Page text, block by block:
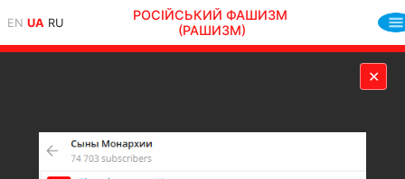
EN UA RU
РОСІЙСЬКИЙ ФАШИЗМ
(РАШИЗМ)
✕